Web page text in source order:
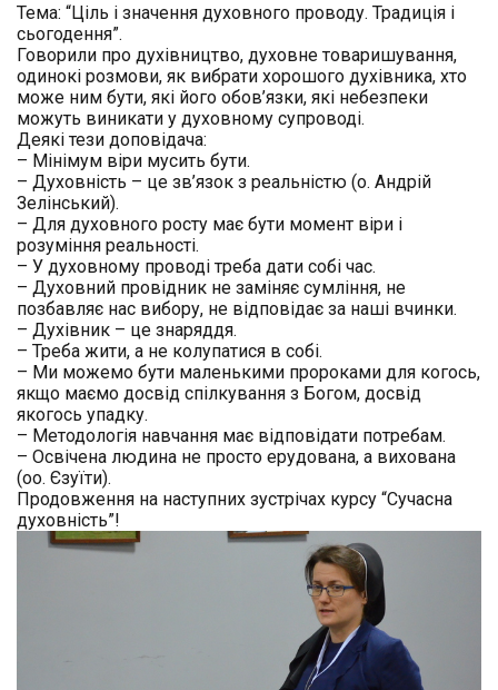
Тема: “Ціль і значення духовного проводу. Традиція і
сьогодення”.
Говорили про духівництво, духовне товаришування,
одинокі розмови, як вибрати хорошого духівника, хто
може ним бути, які його обов’язки, які небезпеки
можуть виникати у духовному супроводі.
Деякі тези доповідача:
– Мінімум віри мусить бути.
– Духовність – це зв’язок з реальністю (о. Андрій
Зелінський).
– Для духовного росту має бути момент віри і
розуміння реальності.
– У духовному проводі треба дати собі час.
– Духовний провідник не заміняє сумління, не
позбавляє нас вибору, не відповідає за наші вчинки.
– Духівник – це знаряддя.
– Треба жити, а не колупатися в собі.
– Ми можемо бути маленькими пророками для когось,
якщо маємо досвід спілкування з Богом, досвід
якогось упадку.
– Методологія навчання має відповідати потребам.
– Освічена людина не просто ерудована, а вихована
(оо. Єзуїти).
Продовження на наступних зустрічах курсу “Сучасна
духовність”!